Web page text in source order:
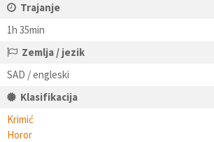
Trajanje
1h 35min
Zemlja / jezik
SAD / engleski
Klasifikacija
Krimić
Horor